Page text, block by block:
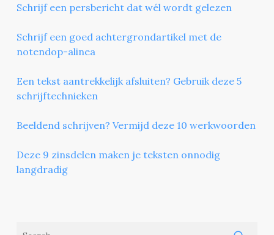
Schrijf een persbericht dat wél wordt gelezen
Schrijf een goed achtergrondartikel met de
notendop-alinea
Een tekst aantrekkelijk afsluiten? Gebruik deze 5
schrijftechnieken
Beeldend schrijven? Vermijd deze 10 werkwoorden
Deze 9 zinsdelen maken je teksten onnodig
langdradig